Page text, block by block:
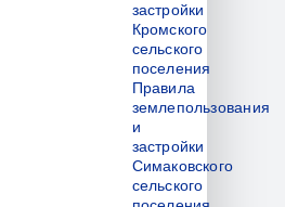
застройки
Кромского
сельского
поселения
Правила
землепользования
и
застройки
Симаковского
сельского